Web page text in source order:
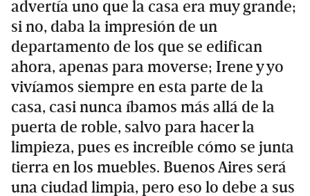
advertía uno que la casa era muy grande;
si no, daba la impresión de un
departamento de los que se edifican
ahora, apenas para moverse; Irene y yo
vivíamos siempre en esta parte de la
casa, casi nunca íbamos más allá de la
puerta de roble, salvo para hacer la
limpieza, pues es increíble cómo se junta
tierra en los muebles. Buenos Aires será
una ciudad limpia, pero eso lo debe a sus